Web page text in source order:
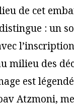
de cet
distingue : un
milieu des
est
Atzmoni,